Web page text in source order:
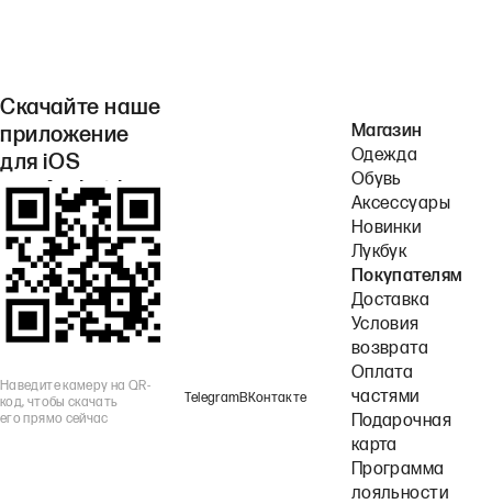
Скачайте наше
приложение
для iOS
или Android.
Наведите камеру на QR-
код, чтобы скачать
его прямо сейчас
TelegramВКонтакте
Магазин
Одежда
Обувь
Аксессуары
Новинки
Лукбук
Покупателям
Доставка
Условия
возврата
Оплата
частями
Подарочная
карта
Программа
лояльности